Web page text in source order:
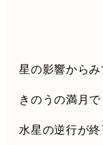
星の影響からみ
きのうの満月で
水星の逆行が終